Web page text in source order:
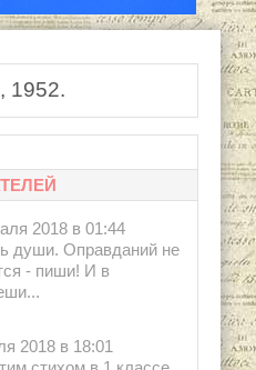
1952.
2018 в 01:44
души. Оправданий не
- пиши! И в
2018 в 18:01